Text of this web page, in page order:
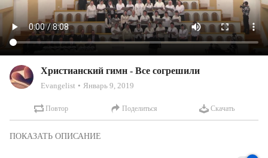
Христианский гимн - Все согрешили
Evangelist Январь 9, 2019
Повтор Поделиться Скачать
Христианский гимн - Все согрешили и жертвы козлов